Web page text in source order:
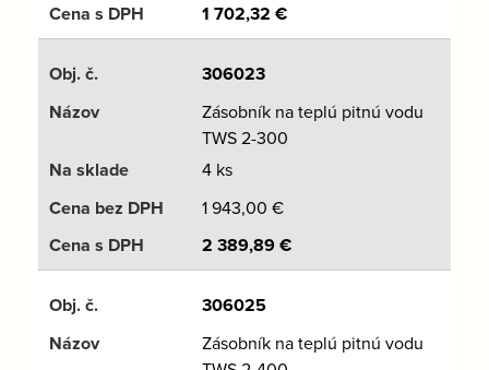
1 702,32 €
306023
Zásobník na teplú pitnú vodu
TWS 2-300
4 ks
1 943,00 €
2 389,89€
306025
Zásobník na teplú pitnú vodu